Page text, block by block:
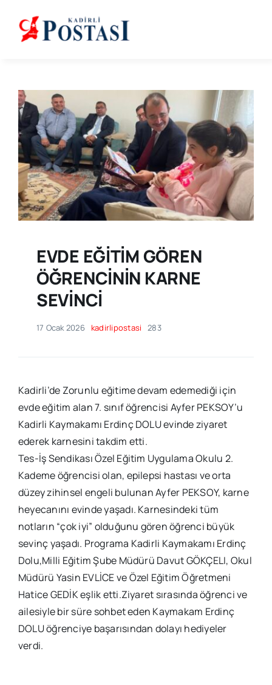
content
EVDE EĞİTİM GÖREN
ÖĞRENCİNİN KARNE
SEVİNCİ
17 Ocak 2026 kadirlipostasi 283
Kadirli’de Zorunlu eğitime devam edemediği için
evde eğitim alan 7. sınıf öğrencisi Ayfer PEKSOY’u
Kadirli Kaymakamı Erdinç DOLU evinde ziyaret
ederek karnesini takdim etti.
Tes-İş Sendikası Özel Eğitim Uygulama Okulu 2.
Kademe öğrencisi olan, epilepsi hastası ve orta
düzey zihinsel engeli bulunan Ayfer PEKSOY, karne
heyecanını evinde yaşadı. Karnesindeki tüm
notların “çok iyi” olduğunu gören öğrenci büyük
sevinç yaşadı. Programa Kadirli Kaymakamı Erdinç
Dolu,Milli Eğitim Şube Müdürü Davut GÖKÇELI, Okul
Müdürü Yasin EVLİCE ve Özel Eğitim Öğretmeni
Hatice GEDİK eşlik etti.Ziyaret sırasında öğrenci ve
ailesiyle bir süre sohbet eden Kaymakam Erdinç
DOLU öğrenciye başarısından dolayı hediyeler
verdi.